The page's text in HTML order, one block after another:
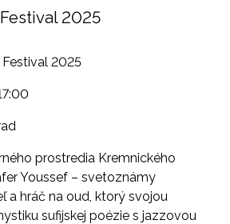
2025
2025
prostredia Kremnického
Youssef – svetoznámy
a hráč na oud, ktorý svojou
sufijskej poézie s jazzovou